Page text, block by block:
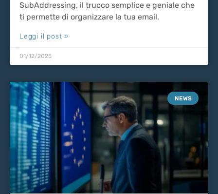
SubAddressing, il trucco semplice e geniale che
ti permette di organizzare la tua email.
Leggi il post »
01/12/2025
NEWS